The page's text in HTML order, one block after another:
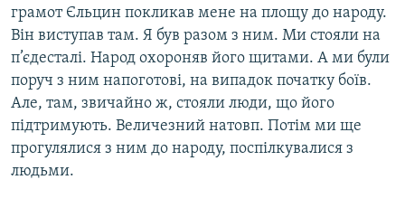
грамот Єльцин покликав мене на площу до народу.
Він виступав там. Я був разом з ним. Ми стояли на
п’єдесталі. Народ охороняв його щитами. А ми були
поруч з ним напоготові, на випадок початку боїв.
Але, там, звичайно ж, стояли люди, що його
підтримують. Величезний натовп. Потім ми ще
прогулялися з ним до народу, поспілкувалися з
людьми.